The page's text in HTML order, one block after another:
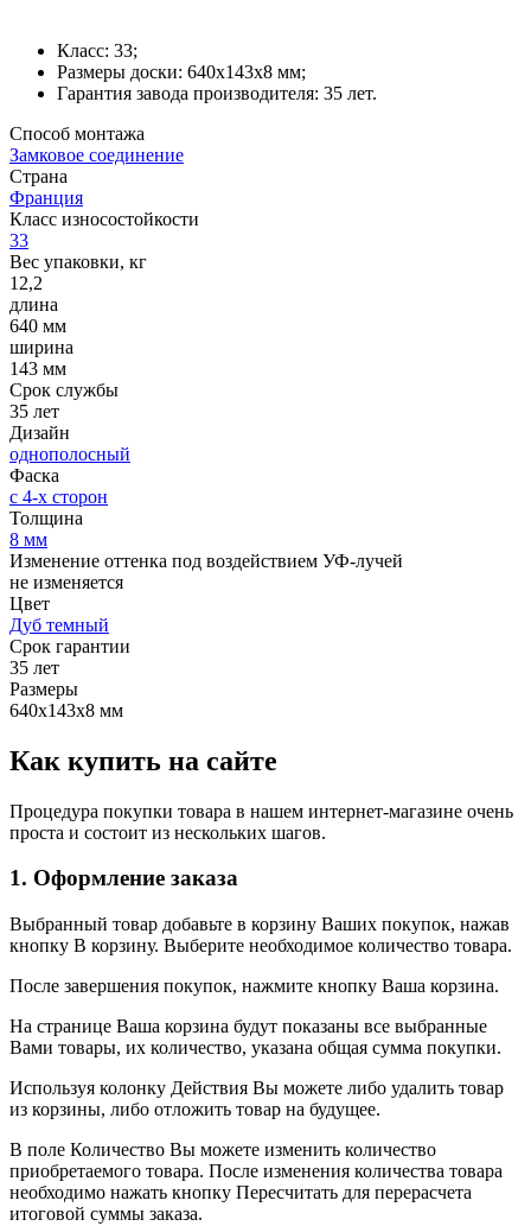
Класс: 33;
Размеры доски: 640x143x8 мм;
Гарантия завода производителя: 35 лет.
Способ монтажа
Замковое соединение
Страна
Франция
Класс износостойкости
33
Вес упаковки, кг
12,2
длина
640 мм
ширина
143 мм
Срок службы
35 лет
Дизайн
однополосный
Фаска
с 4-х сторон
Толщина
8 мм
Изменение оттенка под воздействием УФ-лучей
не изменяется
Цвет
Дуб темный
Срок гарантии
35 лет
Размеры
640x143х8 мм
Как купить на сайте
Процедура покупки товара в нашем интернет-магазине очень
проста и состоит из нескольких шагов.
1. Оформление заказа
Выбранный товар добавьте в корзину Ваших покупок, нажав
кнопку В корзину. Выберите необходимое количество товара.
После завершения покупок, нажмите кнопку Ваша корзина.
На странице Ваша корзина будут показаны все выбранные
Вами товары, их количество, указана общая сумма покупки.
Используя колонку Действия Вы можете либо удалить товар
из корзины, либо отложить товар на будущее.
В поле Количество Вы можете изменить количество
приобретаемого товара. После изменения количества товара
необходимо нажать кнопку Пересчитать для перерасчета
итоговой суммы заказа.